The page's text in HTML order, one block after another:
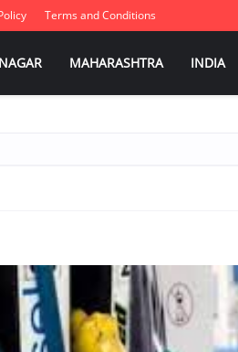
Terms and Conditions
MAHARASHTRA INDIA